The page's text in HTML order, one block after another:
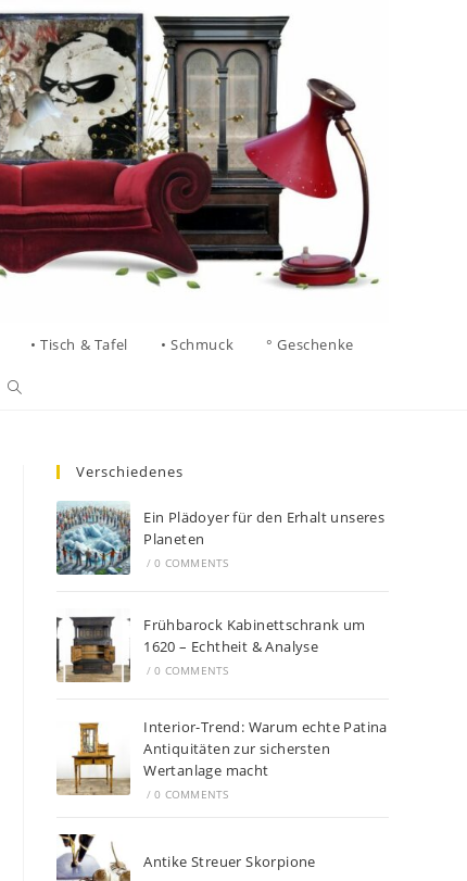
• Tisch & Tafel • Schmuck ° Geschenke
Verschiedenes
Ein Plädoyer für den Erhalt unseres
Planeten
/ 0 COMMENTS
Frühbarock Kabinettschrank um
1620 – Echtheit & Analyse
/ 0 COMMENTS
Interior-Trend: Warum echte Patina
Antiquitäten zur sichersten
Wertanlage macht
/ 0 COMMENTS
Antike Streuer Skorpione